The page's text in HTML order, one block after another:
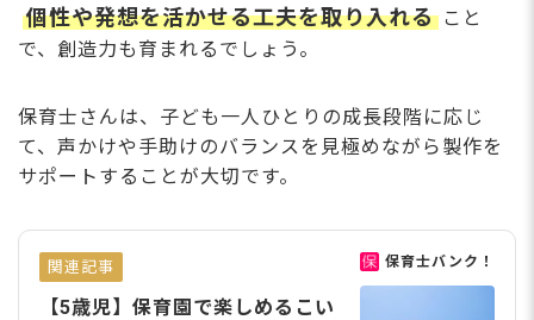
個性や発想を活かせる工夫を取り入れる こと
で、創造力も育まれるでしょう。
保育士さんは、子ども一人ひとりの成長段階に応じ
て、声かけや手助けのバランスを見極めながら製作を
サポートすることが大切です。
関連記事
【5歳児】保育園で楽しめるこい
保育士バンク！